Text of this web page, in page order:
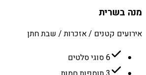
מנה בשרית
אירועים קטנים / אזכרות / שבת חתן
6 סוגי סלטים